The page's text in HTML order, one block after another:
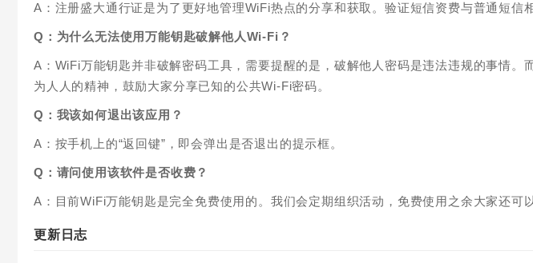
A：注册盛大通行证是为了更好地管理WiFi热点的分享和获取。验证短信资费与普通短信
Q：为什么无法使用万能钥匙破解他人Wi-Fi？
A：WiFi万能钥匙并非破解密码工具，需要提醒的是，破解他人密码是违法违规的事情。
为人人的精神，鼓励大家分享已知的公共Wi-Fi密码。
Q：我该如何退出该应用？
A：按手机上的“返回键”，即会弹出是否退出的提示框。
Q：请问使用该软件是否收费？
A：目前WiFi万能钥匙是完全免费使用的。我们会定期组织活动，免费使用之余大家还可
更新日志